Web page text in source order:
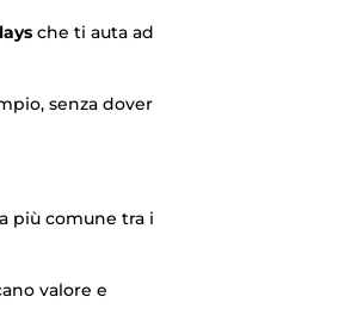
che ti auta ad
senza dover
più comune tra i
valore e